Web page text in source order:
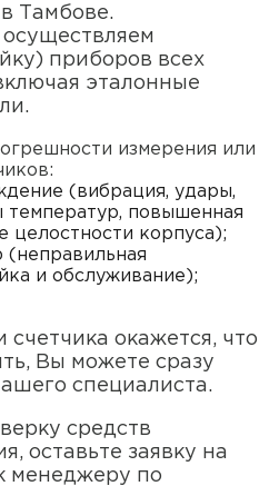
Тамбове.
приборов всех
эталонные
измерения или
(вибрация, удары,
температур, повышенная
целостности корпуса);
(неправильная
и обслуживание);
счетчика окажется, что
Вы можете сразу
специалиста.
средств
оставьте заявку на
менеджеру по